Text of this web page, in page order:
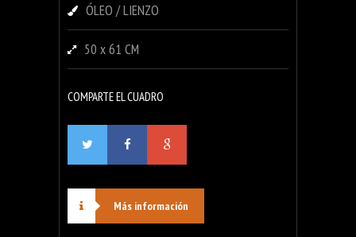
ÓLEO / LIENZO
50 x 61 CM
COMPARTE EL CUADRO
Más información